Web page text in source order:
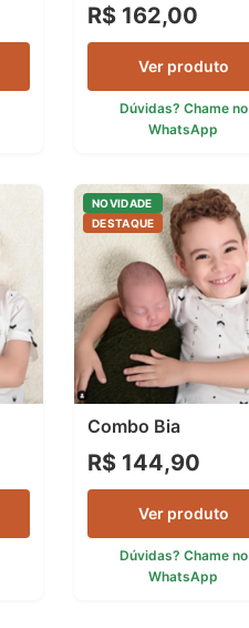
R$ 162,00
Ver produto
Dúvidas? Chame no
WhatsApp
NOVIDADE
DESTAQUE
Combo Bia
R$ 144,90
Ver produto
Dúvidas? Chame no
WhatsApp